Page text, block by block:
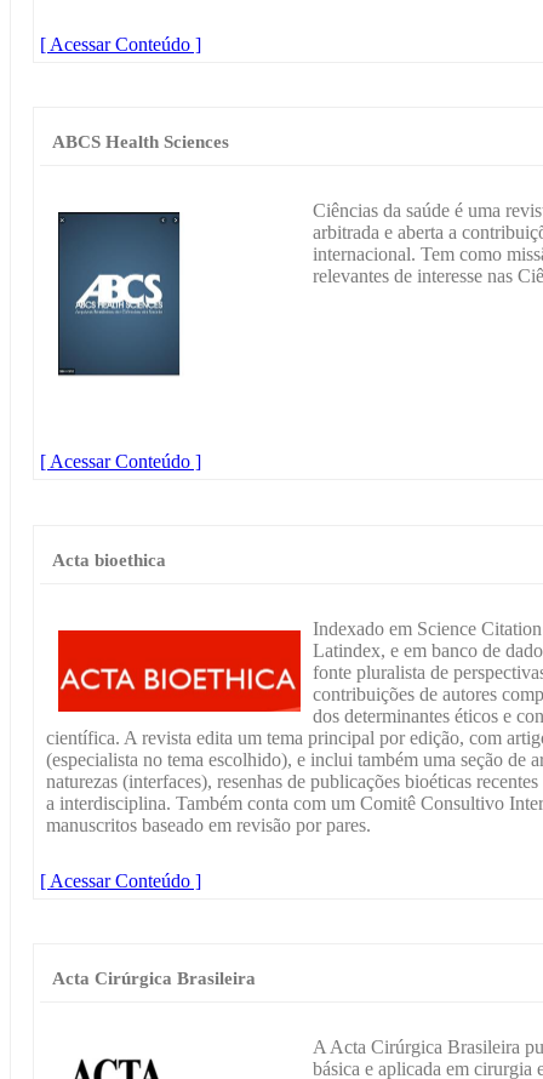
[ Acessar Conteúdo ]
ABCS Health Sciences
Ciências da saúde é uma
arbitrada e aberta a
internacional. Tem como
relevantes de interesse nas
[ Acessar Conteúdo ]
Acta bioethica
Indexado em Science
Latindex, e em banco de
fonte pluralista de
contribuições de autores
dos determinantes éticos e
científica. A revista edita um tema principal por edição, com
(especialista no tema escolhido), e inclui também uma seção de
naturezas (interfaces), resenhas de publicações bioéticas
a interdisciplina. Também conta com um Comitê Consultivo
manuscritos baseado em revisão por pares.
[ Acessar Conteúdo ]
Acta Cirúrgica Brasileira
A Acta Cirúrgica Brasileira
básica e aplicada em cirurgia